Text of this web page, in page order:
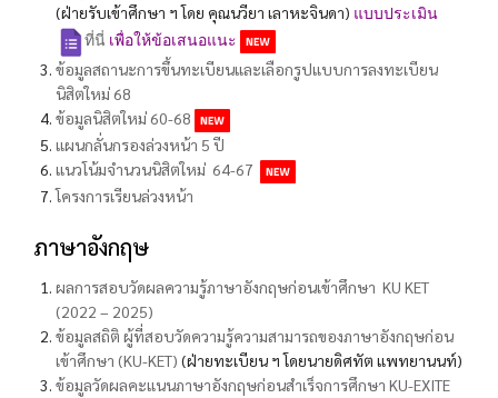
(ฝ่ายรับเข้าศึกษา ฯ โดย คุณนวียา เลาหะจินดา) แบบประเมิน
ที่นี่ เพื่อให้ข้อเสนอแนะ
ข้อมูลสถานะการขึ้นทะเบียนและเลือกรูปแบบการลงทะเบียน
นิสิตใหม่ 68
ข้อมูลนิสิตใหม่ 60-68
แผนกลั่นกรองล่วงหน้า 5 ปี
แนวโน้มจำนวนนิสิตใหม่ 64-67
โครงการเรียนล่วงหน้า
ภาษาอังกฤษ
ผลการสอบวัดผลความรู้ภาษาอังกฤษก่อนเข้าศึกษา KU KET
(2022 – 2025)
ข้อมูลสถิติ ผู้ที่สอบวัดความรู้ความสามารถของภาษาอังกฤษก่อน
เข้าศึกษา (KU-KET) (ฝ่ายทะเบียน ฯ โดยนายดิศทัต แพทยานนท์)
ข้อมูลวัดผลคะแนนภาษาอังกฤษก่อนสำเร็จการศึกษา KU-EXITE